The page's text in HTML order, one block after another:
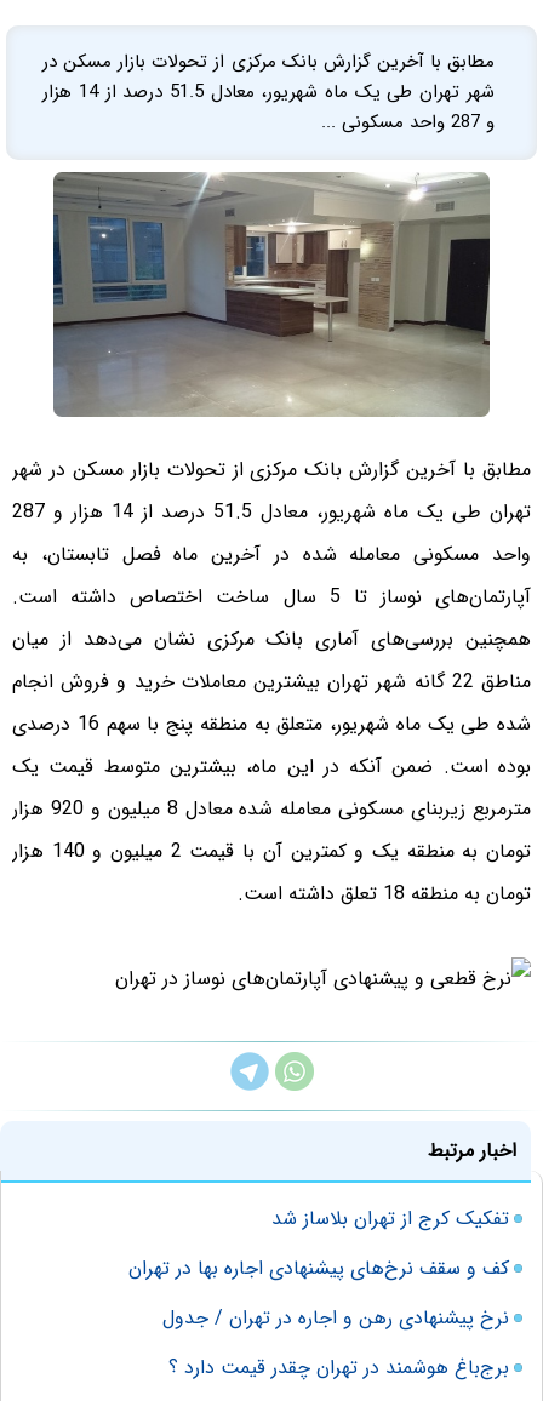
مطابق با آخرین گزارش بانک مرکزی از تحولات بازار مسکن در
شهر تهران طی یک ماه شهریور، معادل 51.5 درصد از 14 هزار
و 287 واحد مسکونی ...
مطابق با آخرین گزارش بانک مرکزی از تحولات بازار مسکن در شهر
تهران طی یک ماه شهریور، معادل 51.5 درصد از 14 هزار و 287
واحد مسکونی معامله شده در آخرین ماه فصل تابستان، به
آپارتمان‌های نوساز تا 5 سال ساخت اختصاص داشته است.
همچنین بررسی‌های آماری بانک مرکزی نشان می‌دهد از میان
مناطق 22 گانه شهر تهران بیشترین معاملات خرید و فروش انجام
شده طی یک ماه شهریور، متعلق به منطقه پنج با سهم 16 درصدی
بوده است. ضمن آنکه در این ماه، بیشترین متوسط قیمت یک
مترمربع زیربنای مسکونی معامله شده معادل 8 میلیون و 920 هزار
تومان به منطقه یک و کمترین آن با قیمت 2 میلیون و 140 هزار
تومان به منطقه 18 تعلق داشته است.
اخبار مرتبط
تفکیک کرج از تهران بلاساز شد
کف و سقف نرخ‌های پیشنهادی اجاره بها در تهران
نرخ پیشنهادی رهن و اجاره در تهران / جدول
برج‌باغ هوشمند در تهران چقدر قیمت دارد ؟